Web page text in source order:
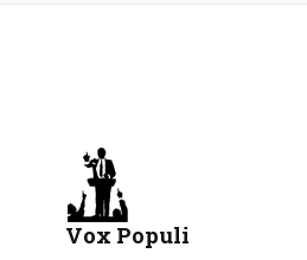
Vox Populi